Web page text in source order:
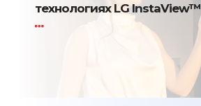
технологиях LG InstaView™